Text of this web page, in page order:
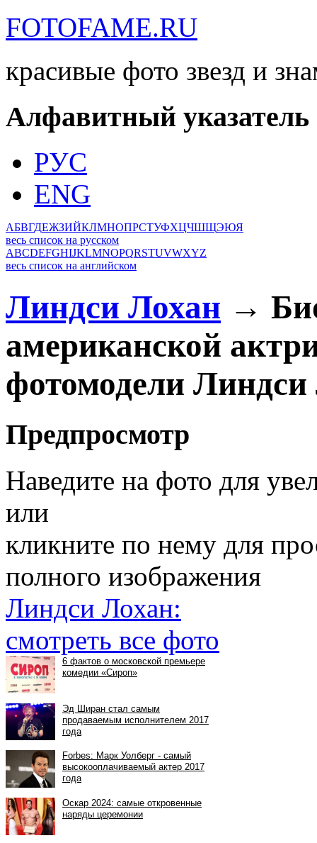
FOTOFAME.RU
красивые фото звезд и
Алфавитный указатель
РУС
ENG
АБВГДЕЖЗИЙКЛМНОПРСТУФХЦЧШЩЭЮЯ
весь список на русском
ABCDEFGHIJKLMNOPQRSTUVWXYZ
весь список на английском
Линдси Лохан →
американской
фотомодели Линдси
Предпросмотр
Наведите на фото для
или
кликните по нему для
полного изображения
Линдси Лохан:
смотреть все фото